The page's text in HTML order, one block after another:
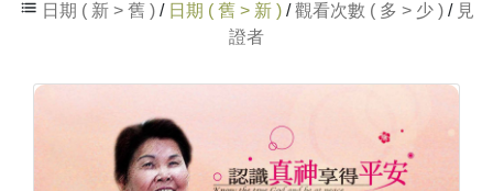
日期 ( 新 > 舊 )/ 日期 ( 舊 > 新 )/觀看次數 ( 多 > 少 )/ 見
證者